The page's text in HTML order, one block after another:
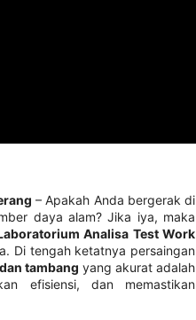
– Apakah Anda bergerak di
daya alam? Jika iya, maka
Analisa Test Work
Di tengah ketatnya persaingan
tambang yang akurat adalah
efisiensi, dan memastikan